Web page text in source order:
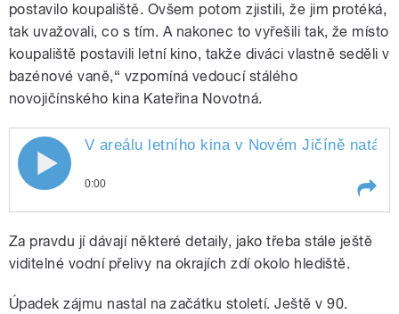
postavilo koupaliště. Ovšem potom zjistili, že jim protéká,
tak uvažovali, co s tím. A nakonec to vyřešili tak, že místo
koupaliště postavili letní kino, takže diváci vlastně seděli v
bazénové vaně,“ vzpomíná vedoucí stálého
novojičínského kina Kateřina Novotná.
V areálu letního kina v Novém Jičíně
0:00
Jičíně natáčel reportér Michal
Za pravdu jí dávají některé detaily, jako třeba stále ještě
viditelné vodní přelivy na okrajích zdí okolo hlediště.
Úpadek zájmu nastal na začátku století. Ještě v 90.